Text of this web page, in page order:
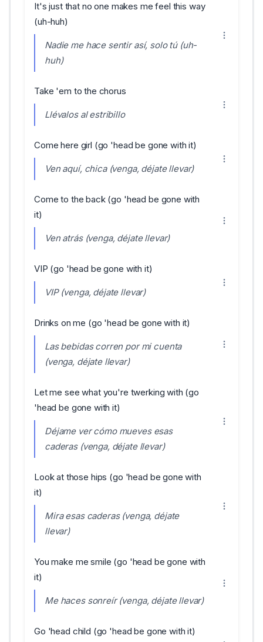
It's just that no one makes me feel this way
(uh-huh)
Nadie me hace sentir así, solo tú (uh-
huh)
Take 'em to the chorus
Llévalos al estribillo
Come here girl (go 'head be gone with it)
Ven aquí, chica (venga, déjate llevar)
Come to the back (go 'head be gone with
it)
Ven atrás (venga, déjate llevar)
VIP (go 'head be gone with it)
VIP (venga, déjate llevar)
Drinks on me (go 'head be gone with it)
Las bebidas corren por mi cuenta
(venga, déjate llevar)
Let me see what you're twerking with (go
'head be gone with it)
Déjame ver cómo mueves esas
caderas (venga, déjate llevar)
Look at those hips (go 'head be gone with
it)
Mira esas caderas (venga, déjate
llevar)
You make me smile (go 'head be gone with
it)
Me haces sonreír (venga, déjate llevar)
Go 'head child (go 'head be gone with it)